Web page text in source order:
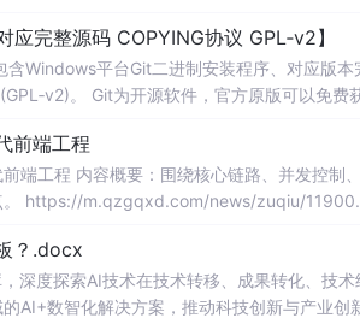
完整源码 COPYING协议 GPL‑v2】
平台Git二进制安装程序、对应版本完整
。 Git为开源软件，官方原版可以免费获
部署。
前端工程
端工程 内容概要：围绕核心链路、并发控制
？.docx
深度探索AI技术在技术转移、成果转化、技
AI+数智化解决方案，推动科技创新与产业创